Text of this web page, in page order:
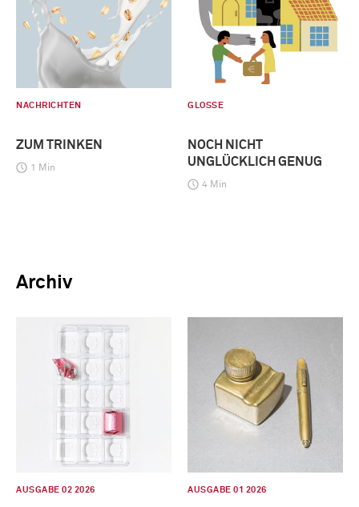
NACHRICHTEN
ZUM TRINKEN
1 Min
GLOSSE
NOCH NICHT
UNGLÜCKLICH GENUG
4 Min
Archiv
AUSGABE 02 2026 AUSGABE 01 2026